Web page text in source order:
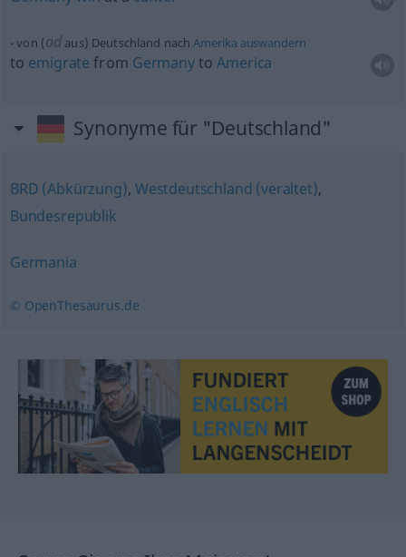
von (od aus) Deutschland nachAmerika auswandern
to emigrate from GermanytoAmerica
Synonyme für "Deutschland"
BRD (Abkürzung), Westdeutschland (veraltet),
Bundesrepublik
Germania
© OpenThesaurus.de